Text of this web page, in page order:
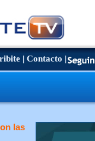
| Contacto |
las